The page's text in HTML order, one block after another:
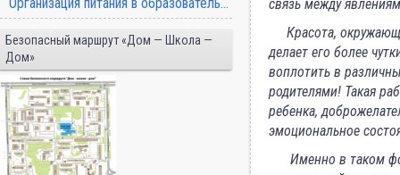
Безопасный маршрут «Дом — Школа —
Дом»
связь между
Красота,
делает его более
воплотить в
родителями! Такая
ребенка,
эмоциональное
Именно в таком